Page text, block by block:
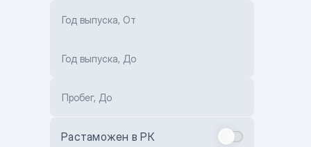
Год выпуска, От
Год выпуска, До
Пробег, До
Растаможен в РК